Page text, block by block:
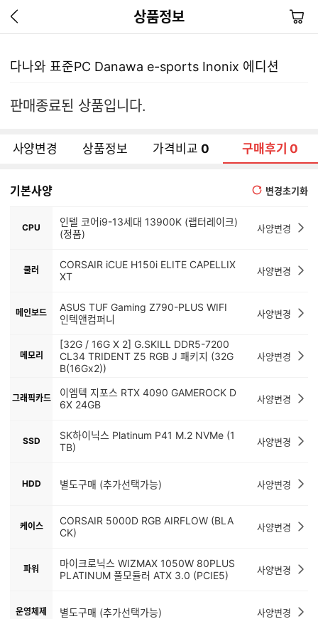
상품정보
이
지
기
장
바
다나와 표준PC Danawa e-sports Inonix 에디션
판매종료된 상품입니다.
사양변경 상품정보 가격비교0 구매후기 0
기본사양 변경초기화
CPU
인텔 코어i9-13세대 13900K (랩터레이크)
(정품)
사양변경
쿨러
CORSAIR iCUE H150i ELITE CAPELLIX
XT
사양변경
메인보드
ASUS TUF Gaming Z790-PLUS WIFI
인텍앤컴퍼니
사양변경
메모리
[32G / 16G X 2] G.SKILL DDR5-7200
CL34 TRIDENT Z5 RGB J 패키지 (32G
B(16Gx2))
사양변경
그래픽카드
이엠텍 지포스 RTX 4090 GAMEROCK D
6X 24GB
사양변경
SSD
SK하이닉스 Platinum P41 M.2 NVMe (1
TB)
사양변경
HDD 별도구매 (추가선택가능) 사양변경
케이스
CORSAIR 5000D RGB AIRFLOW (BLA
CK)
사양변경
파워
마이크로닉스 WIZMAX 1050W 80PLUS
PLATINUM 풀모듈러 ATX 3.0 (PCIE5)
사양변경
운영체제 별도구매 (추가선택가능) 사양변경